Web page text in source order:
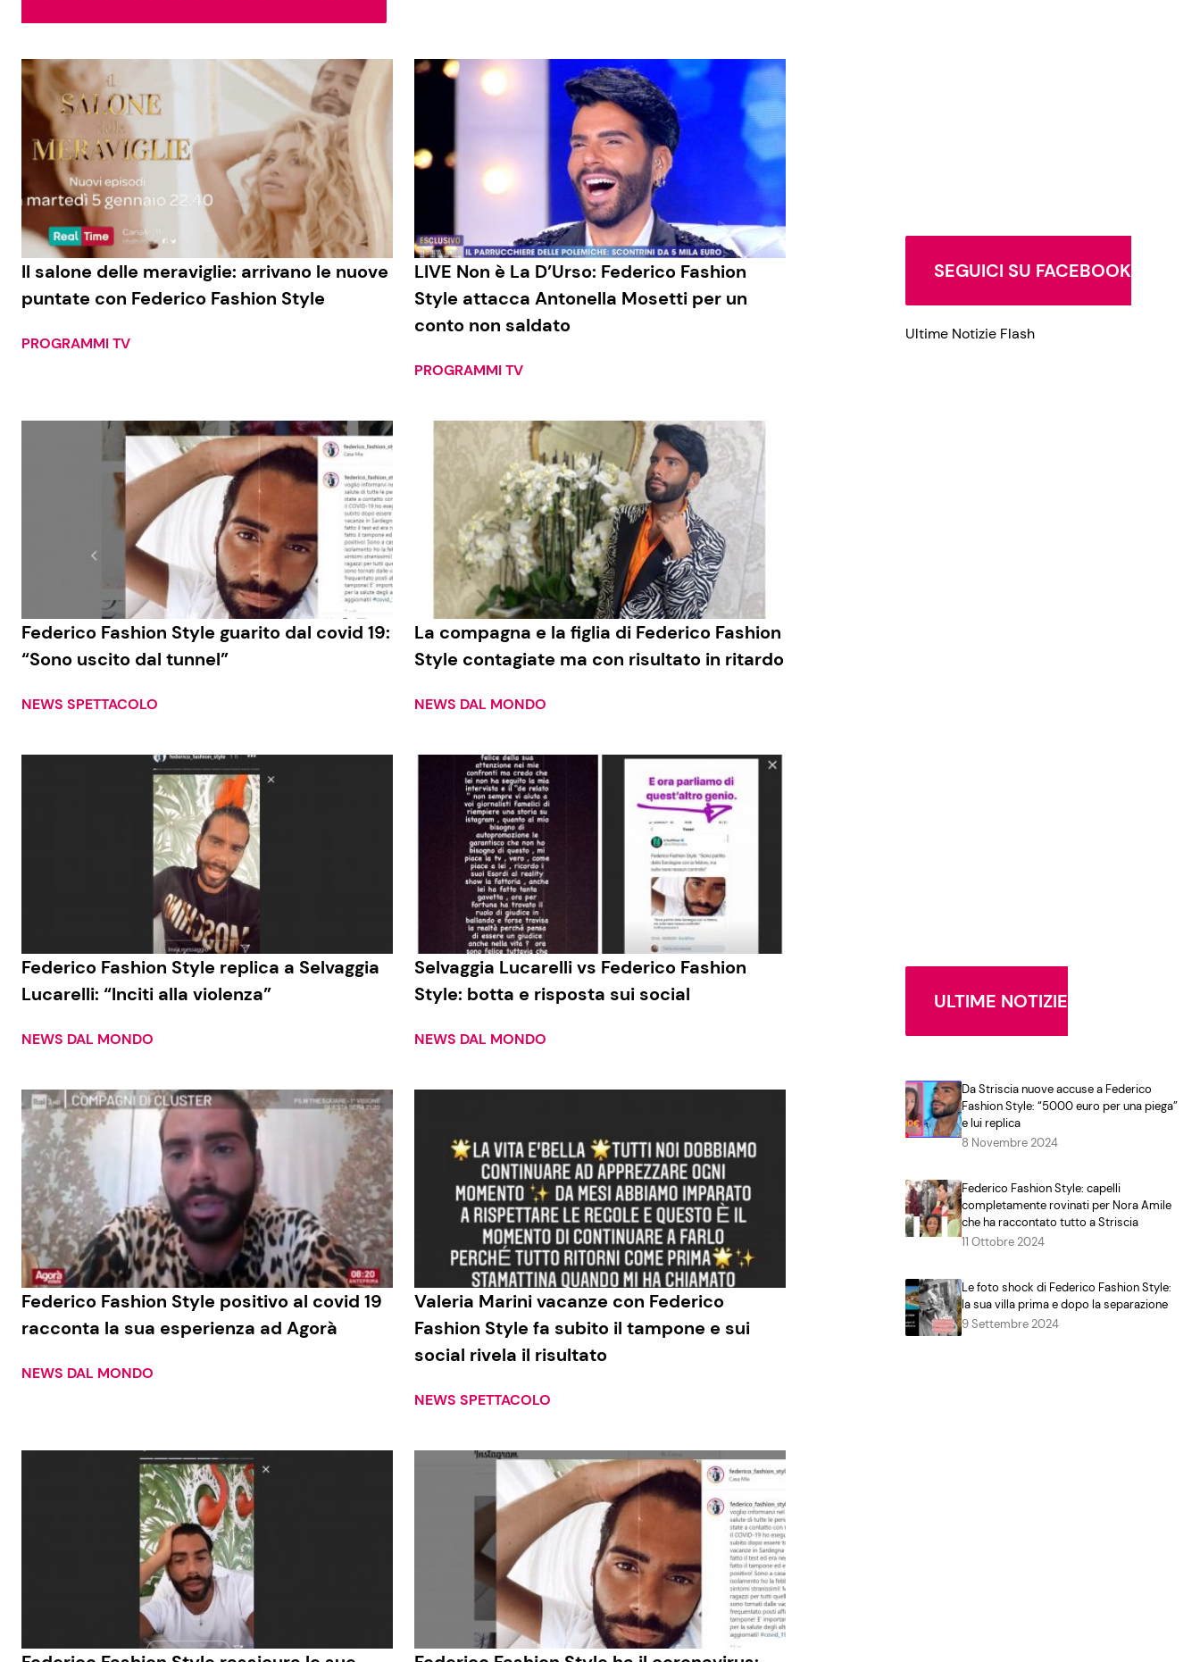
Soap Opera
Social News
News dal mondo
Benessere
Casa
Moda e Style
Mondo Mamma
News benessere
Salute
Cucina e Ricette
Consigli di Cucina
Le Ricette in TV
Primi Piatti
Ricette Facili e Veloci
Ricette Feste
Il salone delle meraviglie: arrivano le nuove
puntate con Federico Fashion Style
PROGRAMMI TV
LIVE Non è La D’Urso: Federico Fashion
Style attacca Antonella Mosetti per un
conto non saldato
PROGRAMMI TV
Federico Fashion Style guarito dal covid 19:
“Sono uscito dal tunnel”
NEWS SPETTACOLO
La compagna e la figlia di Federico Fashion
Style contagiate ma con risultato in ritardo
NEWS DAL MONDO
Federico Fashion Style replica a Selvaggia
Lucarelli: “Inciti alla violenza”
NEWS DAL MONDO
Selvaggia Lucarelli vs Federico Fashion
Style: botta e risposta sui social
NEWS DAL MONDO
Federico Fashion Style positivo al covid 19
racconta la sua esperienza ad Agorà
NEWS DAL MONDO
Valeria Marini vacanze con Federico
Fashion Style fa subito il tampone e sui
social rivela il risultato
NEWS SPETTACOLO
SEGUICI SU FACEBOOK
Ultime Notizie Flash
ULTIME NOTIZIE
Da Striscia nuove accuse a Federico
Fashion Style: “5000 euro per una piega”
e lui replica
8 Novembre 2024
Federico Fashion Style: capelli
completamente rovinati per Nora Amile
che ha raccontato tutto a Striscia
11 Ottobre 2024
Le foto shock di Federico Fashion Style:
la sua villa prima e dopo la separazione
9 Settembre 2024